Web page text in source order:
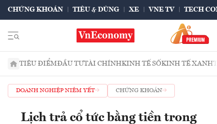
CHỨNG KHOÁN TIÊU & DÙNG XE VNE TV TECH
TIÊU ĐIỂMĐẦU TƯTÀI CHÍNHKINH TẾ SỐKINH TẾ XANH
DOANH NGHIỆP NIÊM YẾT CHỨNG KHOÁN
Lịch trả cổ tức bằng tiền trong